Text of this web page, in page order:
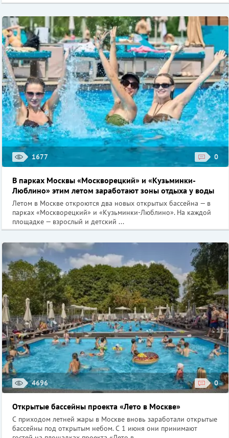
1677 0
В парках Москвы «Москворецкий» и «Кузьминки-
Люблино» этим летом заработают зоны отдыха у воды
Летом в Москве откроются два новых открытых бассейна — в
парках «Москворецкий» и «Кузьминки-Люблино». На каждой
площадке — взрослый и детский ...
4696 0
Открытые бассейны проекта «Лето в Москве»
С приходом летней жары в Москве вновь заработали открытые
бассейны под открытым небом. С 1 июня они принимают